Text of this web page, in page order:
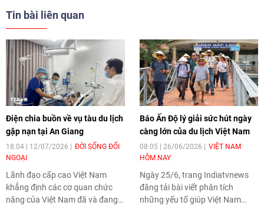
Tin bài liên quan
Điện chia buồn về vụ tàu du lịch
gặp nạn tại An Giang
18:04 | 12/07/2026
ĐỜI SỐNG ĐỐI
NGOẠI
Lãnh đạo cấp cao Việt Nam
khẳng định các cơ quan chức
năng của Việt Nam đã và đang
Báo Ấn Độ lý giải sức hút ngày
càng lớn của du lịch Việt Nam
08:05 | 26/06/2026
VIỆT NAM
HÔM NAY
Ngày 25/6, trang Indiatvnews
đăng tải bài viết phân tích
những yếu tố giúp Việt Nam